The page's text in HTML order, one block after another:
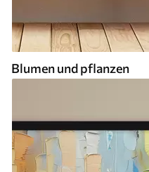
Blumen und pflanzen